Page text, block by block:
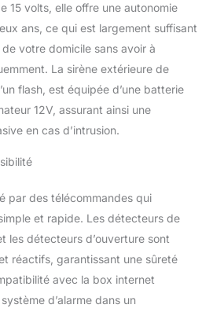
installation simple et
rapide. Les détecteurs
d'ouvertures sont
compatibles pour
l'ensemble des fenêtres,
portes ou baies vitrées.
Nos détecteurs de
mouvement disposent
de 12kg et détectent
dotés de piles lithium
fonctionnant en
possible de programmer
jusqu'à 32 détecteurs, 8
sirènes, 8
télécommandes...
15 volts, elle offre une autonomie
ans, ce qui est largement suffisant
votre domicile sans avoir à
La sirène extérieure de
flash, est équipée d’une batterie
12V, assurant ainsi une
en cas d’intrusion.
par des télécommandes qui
et rapide. Les détecteurs de
les détecteurs d’ouverture sont
réactifs, garantissant une sûreté
avec la box internet
d’alarme dans un